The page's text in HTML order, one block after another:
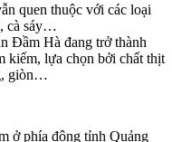
quen thuộc với các loại
cà sáy…
Đầm Hà đang trở thành
kiếm, lựa chọn bởi chất thịt
giòn…
ở phía đông tỉnh Quảng